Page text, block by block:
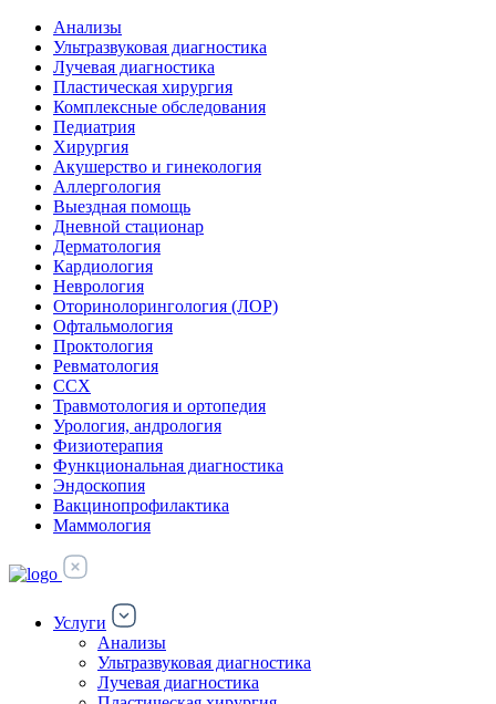
Анализы
Ультразвуковая диагностика
Лучевая диагностика
Пластическая хирургия
Комплексные обследования
Педиатрия
Хирургия
Акушерство и гинекология
Аллергология
Выездная помощь
Дневной стационар
Дерматология
Кардиология
Неврология
Оторинолорингология (ЛОР)
Офтальмология
Проктология
Ревматология
ССХ
Травмотология и ортопедия
Урология, андрология
Физиотерапия
Функциональная диагностика
Эндоскопия
Вакцинопрофилактика
Маммология
Услуги
Анализы
Ультразвуковая диагностика
Лучевая диагностика